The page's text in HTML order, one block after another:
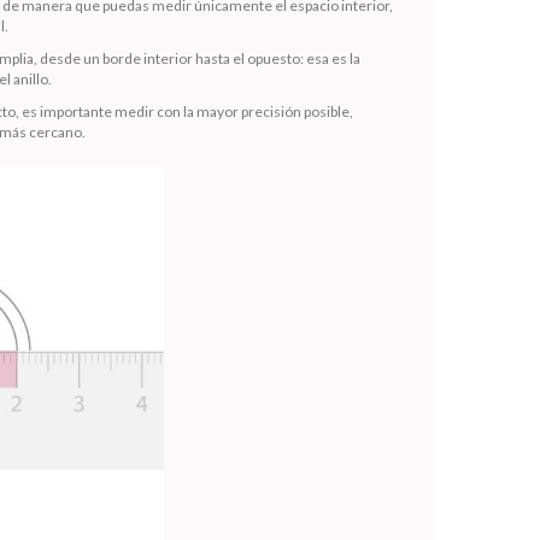
de manera que puedas medir únicamente el espacio interior,
desde un borde interior hasta el opuesto: esa es la
anillo.
es importante medir con la mayor precisión posible,
cercano.